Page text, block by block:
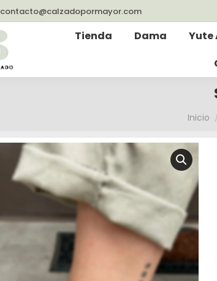
contacto@calzadopormayor.com
Tienda Dama Yute
Estás
Inicio